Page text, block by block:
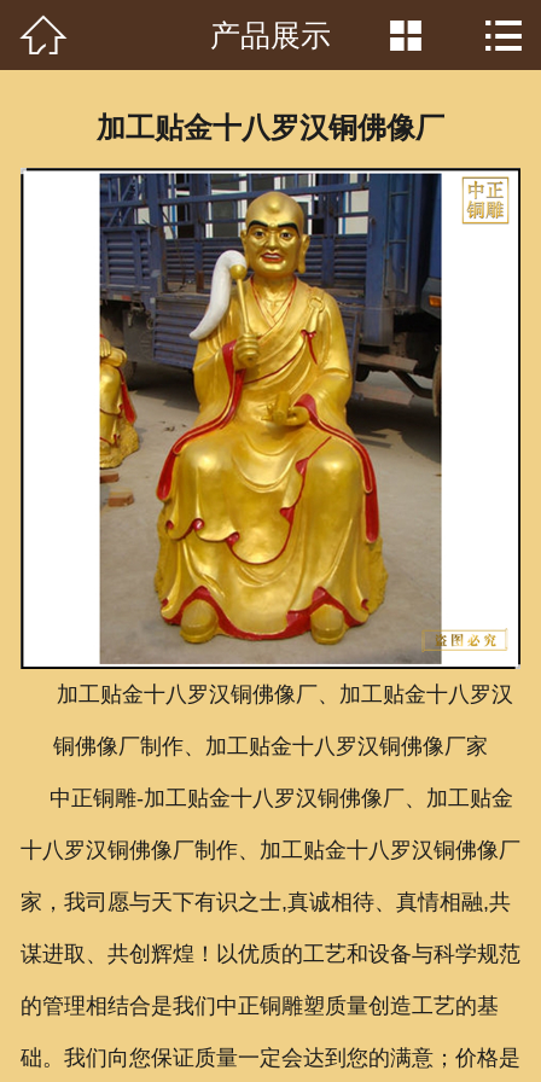
首页
产品中心
客户见证
常识问答
新闻资讯
荣誉资质
泥塑鉴赏
联系我们
 产品展示  
加工贴金十八罗汉铜佛像厂
加工贴金十八罗汉铜佛像厂、加工贴金十八罗汉
铜佛像厂制作、加工贴金十八罗汉铜佛像厂家
中正铜雕-加工贴金十八罗汉铜佛像厂、加工贴金
十八罗汉铜佛像厂制作、加工贴金十八罗汉铜佛像厂
家 ，我司愿与天下有识之士,真诚相待、真情相融,共
谋进取、共创辉煌！以优质的工艺和设备与科学规范
的管理相结合是我们中正铜雕塑质量创造工艺的基
础。我们向您保证质量一定会达到您的满意；价格是